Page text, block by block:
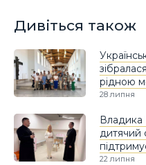
Дивіться також
рідною
28 липня
Владика
дитячий
22 липня